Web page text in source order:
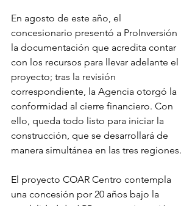
En agosto de este año, el
concesionario presentó a ProInversión
la documentación que acredita contar
con los recursos para llevar adelante el
proyecto; tras la revisión
correspondiente, la Agencia otorgó la
conformidad al cierre financiero. Con
ello, queda todo listo para iniciar la
construcción, que se desarrollará de
manera simultánea en las tres regiones.
El proyecto COAR Centro contempla
una concesión por 20 años bajo la